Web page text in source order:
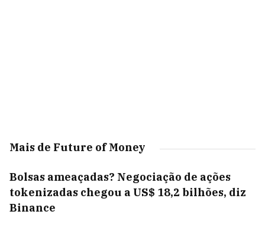
Mais de Future of Money
Bolsas ameaçadas? Negociação de ações
tokenizadas chegou a US$ 18,2 bilhões, diz
Binance